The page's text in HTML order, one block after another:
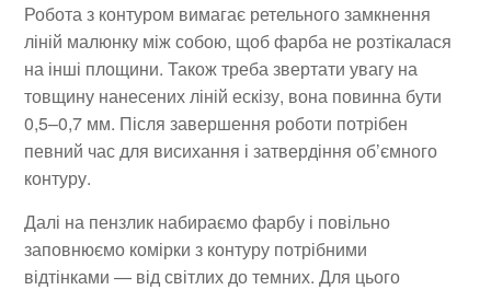
Робота з контуром вимагає ретельного замкнення
ліній малюнку між собою, щоб фарба не розтікалася
на інші площини. Також треба звертати увагу на
товщину нанесених ліній ескізу, вона повинна бути
0,5–0,7 мм. Після завершення роботи потрібен
певний час для висихання і затвердіння об’ємного
контуру.
Далі на пензлик набираємо фарбу і повільно
заповнюємо комірки з контуру потрібними
відтінками — від світлих до темних. Для цього